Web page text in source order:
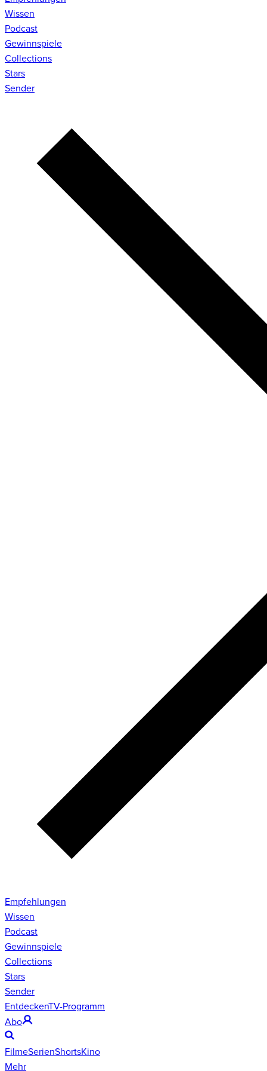
Wissen
Podcast
Gewinnspiele
Collections
Stars
Sender
Empfehlungen
Wissen
Podcast
Gewinnspiele
Collections
Stars
Sender
EntdeckenTV-Programm
Abo
FilmeSerienShortsKino
Mehr